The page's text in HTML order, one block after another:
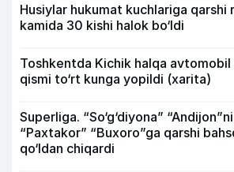
Husiylar hukumat kuchlariga qarshi
kamida 30 kishi halok bo‘ldi
Toshkentda Kichik halqa avtomobil
qismi to‘rt kunga yopildi (xarita)
Superliga. “So‘g‘diyona”
“Paxtakor” “Buxoro”ga qarshi
qo‘ldan chiqardi